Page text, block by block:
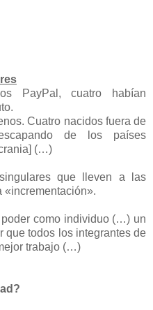
PayPal, cuatro habían
Cuatro nacidos fuera de
de los países
(…)
que lleven a las
«incrementación».
como individuo (…) un
que todos los integrantes de
trabajo (…)